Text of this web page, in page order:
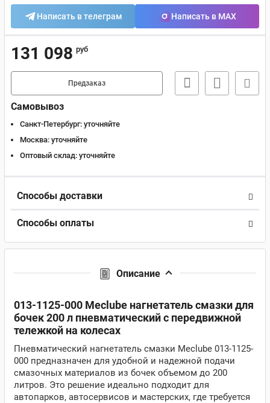
Написать в телеграм Написать в MAX
131 098 руб
Предзаказ
Самовывоз
Санкт-Петербург: уточняйте
Москва: уточняйте
Оптовый склад: уточняйте
Способы доставки
Способы оплаты
Описание
013-1125-000 Meclube нагнетатель смазки для
бочек 200 л пневматический с передвижной
тележкой на колесах
Пневматический нагнетатель смазки Meclube 013-1125-
000 предназначен для удобной и надежной подачи
смазочных материалов из бочек объемом до 200
литров. Это решение идеально подходит для
автопарков, автосервисов и мастерских, где требуется